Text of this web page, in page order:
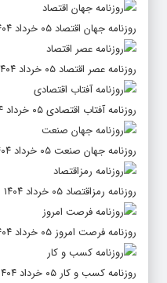
روزنامه جهان اقتصاد ۰۵ خرداد ۱۴۰۴
روزنامه عصر اقتصاد ۰۵ خرداد ۱۴۰۴
روزنامه آفتاب اقتصادی ۰۵ خرداد ۱۴۰۴
روزنامه جهان صنعت ۰۵ خرداد ۱۴۰۴
روزنامه رمزاقتصاد ۰۵ خرداد ۱۴۰۴
روزنامه فرصت امروز ۰۵ خرداد ۱۴۰۴
روزنامه کسب و کار ۰۵ خرداد ۱۴۰۴